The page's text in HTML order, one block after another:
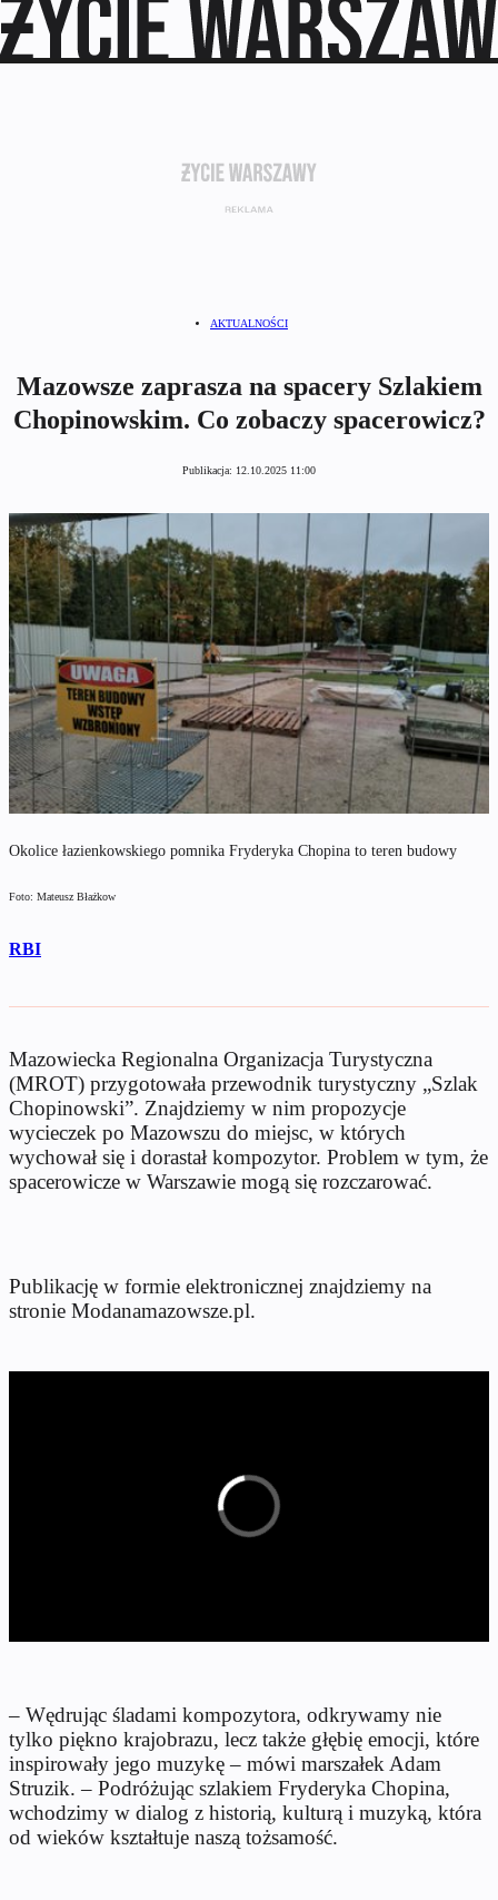
AKTUALNOŚCI
Mazowsze zaprasza na spacery Szlakiem
Chopinowskim. Co zobaczy spacerowicz?
Publikacja: 12.10.2025 11:00
Okolice łazienkowskiego pomnika Fryderyka Chopina to teren budowy
Foto: Mateusz Błażkow
RBI
Mazowiecka Regionalna Organizacja Turystyczna
(MROT) przygotowała przewodnik turystyczny „Szlak
Chopinowski”. Znajdziemy w nim propozycje
wycieczek po Mazowszu do miejsc, w których
wychował się i dorastał kompozytor. Problem w tym, że
spacerowicze w Warszawie mogą się rozczarować.
Publikację w formie elektronicznej znajdziemy na
stronie Modanamazowsze.pl.
– Wędrując śladami kompozytora, odkrywamy nie
tylko piękno krajobrazu, lecz także głębię emocji, które
inspirowały jego muzykę – mówi marszałek Adam
Struzik. – Podróżując szlakiem Fryderyka Chopina,
wchodzimy w dialog z historią, kulturą i muzyką, która
od wieków kształtuje naszą tożsamość.